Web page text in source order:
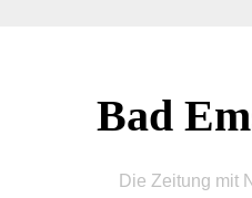
Bad
Die Zeitung mit